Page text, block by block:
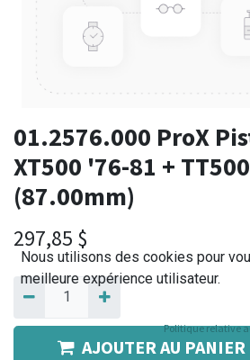
01.2576.000 ProX
XT500 '76-81 +
(87.00mm)
297,85 $
AJOUTER AU PANIER
Nous utilisons des cookies pour
meilleure expérience utilisateur.
Politique relative